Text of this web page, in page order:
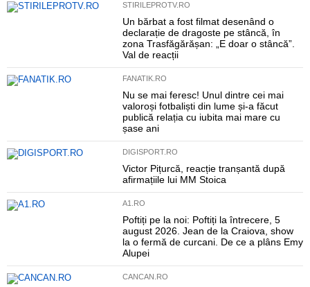
STIRILEPROTV.RO
Un bărbat a fost filmat desenând o
declarație de dragoste pe stâncă, în
zona Trasfăgărășan: „E doar o stâncă”.
Val de reacții
FANATIK.RO
Nu se mai feresc! Unul dintre cei mai
valoroși fotbaliști din lume și-a făcut
publică relația cu iubita mai mare cu
șase ani
DIGISPORT.RO
Victor Pițurcă, reacție tranșantă după
afirmațiile lui MM Stoica
A1.RO
Poftiți pe la noi: Poftiți la întrecere, 5
august 2026. Jean de la Craiova, show
la o fermă de curcani. De ce a plâns Emy
Alupei
CANCAN.RO